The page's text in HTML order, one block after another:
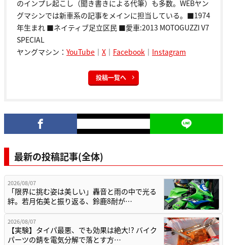
のインプレ起こし（聞き書きによる代筆）も多数。WEBヤン
グマシンでは新車系の記事をメインに担当している。■1974
年生まれ ■ネイティブ足立区民 ■愛車:2013 MOTOGUZZI V7
SPECIAL
ヤングマシン： YouTube ｜ X ｜ Facebook ｜ Instagram
投稿一覧へ
最新の投稿記事(全体)
2026/08/07
「限界に挑む姿は美しい」轟音と雨の中で光る
絆。若月佑美と振り返る、鈴鹿8耐が…
2026/08/07
【実験】タイパ最悪、でも効果は絶大!? バイク
パーツの錆を電気分解で落とす方…